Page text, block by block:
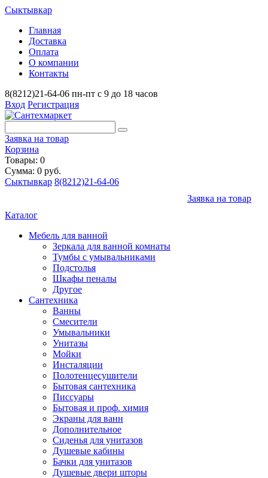
Сыктывкар
Главная
Доставка
Оплата
О компании
Контакты
8(8212)21-64-06 пн-пт с 9 до 18 часов
Вход Регистрация
Заявка на товар
Корзина
Товары: 0
Сумма: 0 руб.
Сыктывкар 8(8212)21-64-06
Заявка на товар
Каталог
Мебель для ванной
Зеркала для ванной комнаты
Тумбы с умывальниками
Подстолья
Шкафы пеналы
Другое
Сантехника
Ванны
Смесители
Умывальники
Унитазы
Мойки
Инсталяции
Полотенцесушители
Бытовая сантехника
Писсуары
Бытовая и проф. химия
Экраны для ванн
Дополнительное
Сиденья для унитазов
Душевые кабины
Бачки для унитазов
Душевые двери шторы